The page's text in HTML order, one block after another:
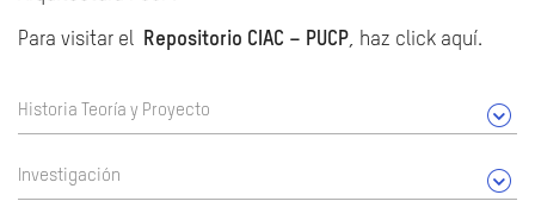
Para visitar el Repositorio CIAC – PUCP, haz click aquí.
Historia Teoría y Proyecto
Investigación